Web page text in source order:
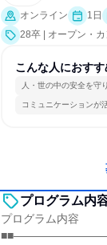
オンライン 1日
28卒 | オープン・
こんな人におすす
人・世の中の安全を守
コミュニケーションが
プログラム内
プログラム内容